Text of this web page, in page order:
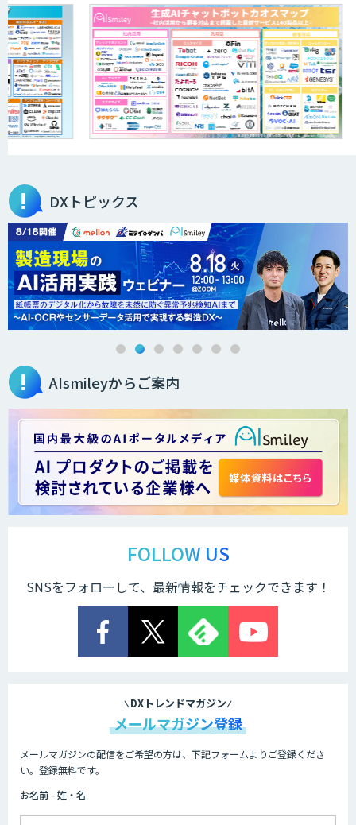
DXトピックス
AIsmileyからご案内
FOLLOW US
SNSをフォローして、最新情報をチェックできます！
DXトレンドマガジン
メールマガジン登録
メールマガジンの配信をご希望の方は、下記フォームよりご登録くださ
い。登録無料です。
お名前 - 姓・名